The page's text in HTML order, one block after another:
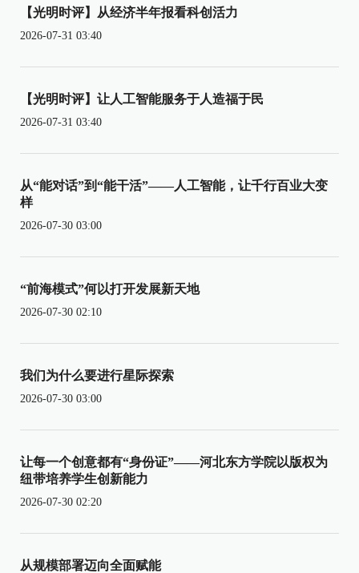
【光明时评】从经济半年报看科创活力
2026-07-31 03:40
【光明时评】让人工智能服务于人造福于民
2026-07-31 03:40
从“能对话”到“能干活”——人工智能，让千行百业大变
样
2026-07-30 03:00
“前海模式”何以打开发展新天地
2026-07-30 02:10
我们为什么要进行星际探索
2026-07-30 03:00
让每一个创意都有“身份证”——河北东方学院以版权为
纽带培养学生创新能力
2026-07-30 02:20
从规模部署迈向全面赋能